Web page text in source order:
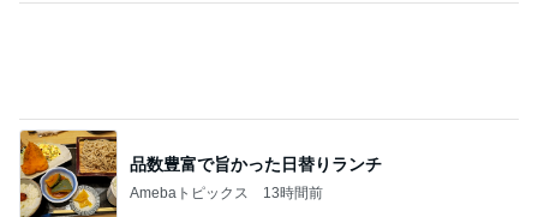
品数豊富で旨かった日替りランチ
Amebaトピックス 13時間前